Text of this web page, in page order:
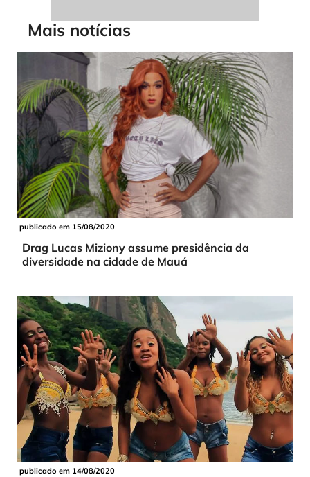
Mais notícias
publicado em 15/08/2020
Drag Lucas Miziony assume presidência da
diversidade na cidade de Mauá
publicado em 14/08/2020